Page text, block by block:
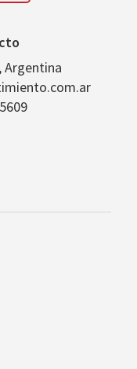
Argentina